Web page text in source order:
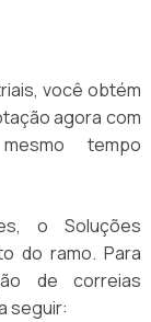
você obtém
agora com
tempo
o Soluções
do ramo. Para
de correias
seguir: